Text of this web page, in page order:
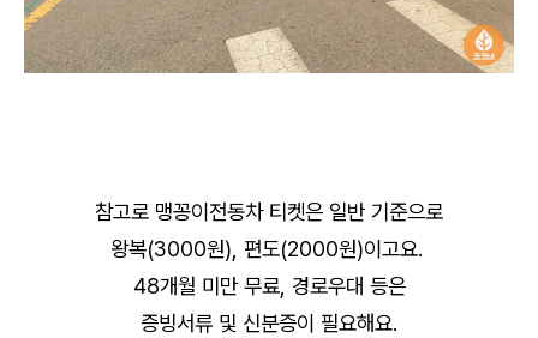
참고로 맹꽁이전동차 티켓은 일반 기준으로
왕복(3000원), 편도(2000원)이고요.
48개월 미만 무료, 경로우대 등은
증빙서류 및 신분증이 필요해요.